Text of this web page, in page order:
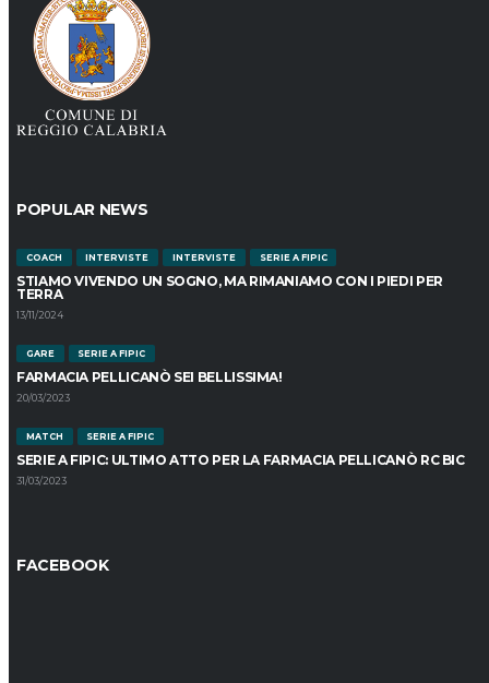
POPULAR NEWS
COACH INTERVISTE INTERVISTE SERIE A FIPIC
STIAMO VIVENDO UN SOGNO, MA RIMANIAMO CON I PIEDI PER
TERRA
13/11/2024
GARE SERIE A FIPIC
FARMACIA PELLICANÒ SEI BELLISSIMA!
20/03/2023
MATCH SERIE A FIPIC
SERIE A FIPIC: ULTIMO ATTO PER LA FARMACIA PELLICANÒ RC BIC
31/03/2023
FACEBOOK